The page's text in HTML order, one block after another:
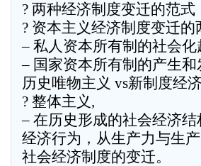
? 两种经济制度变迁的范式
? 资本主义经济制度变迁的
– 私人资本所有制的社会化
– 国家资本所有制的产生和
历史唯物主义 vs新制度经
? 整体主义,
– 在历史形成的社会经济
经济行为，从生产力与生
社会经济制度的变迁。